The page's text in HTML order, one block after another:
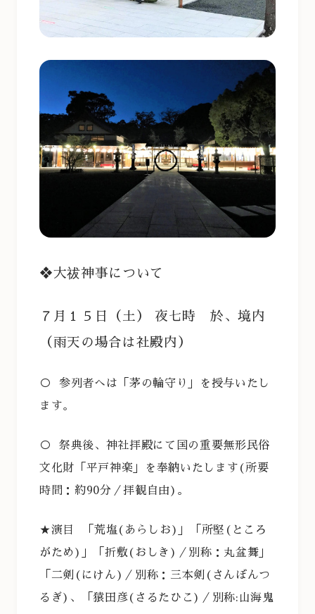
❖大祓神事について
７月１５日（土） 夜七時 於、境内
（雨天の場合は社殿内）
○
参列者へは「茅の輪守り」を授与いたし
ます。
○
祭典後、神社拝殿にて国の重要無形民俗
文化財「平戸神楽」を奉納いたします(所要
時間：約90分／拝観自由)。
★演目 「荒塩(あらしお)」「所堅(ところ
がため)」「折敷(おしき )／別称：丸盆舞」
「二剣(にけん)／別称：三本剣(さんぼんつ
るぎ)、「猿田彦(さるたひこ)／別称:山海鬼